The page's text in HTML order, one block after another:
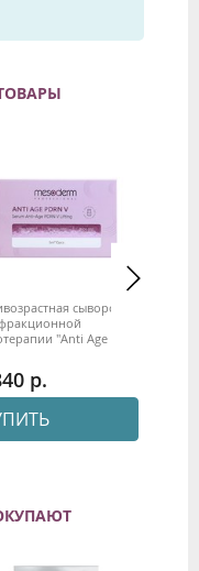
сыворотка
"Anti Age